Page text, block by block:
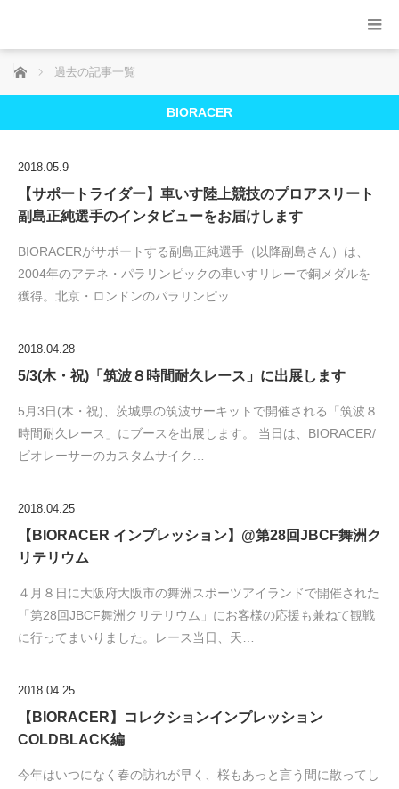
ホーム 過去の記事一覧
BIORACER
2018.05.9
【サポートライダー】車いす陸上競技のプロアスリート
副島正純選手のインタビューをお届けします
BIORACERがサポートする副島正純選手（以降副島さん）は、
2004年のアテネ・パラリンピックの車いすリレーで銅メダルを
獲得。北京・ロンドンのパラリンピッ…
2018.04.28
5/3(木・祝)「筑波８時間耐久レース」に出展します
5月3日(木・祝)、茨城県の筑波サーキットで開催される「筑波８
時間耐久レース」にブースを出展します。 当日は、BIORACER/
ビオレーサーのカスタムサイク…
2018.04.25
【BIORACER インプレッション】@第28回JBCF舞洲ク
リテリウム
４月８日に大阪府大阪市の舞洲スポーツアイランドで開催された
「第28回JBCF舞洲クリテリウム」にお客様の応援も兼ねて観戦
に行ってまいりました。レース当日、天…
2018.04.25
【BIORACER】コレクションインプレッション
COLDBLACK編
今年はいつになく春の訪れが早く、桜もあっと言う間に散ってし